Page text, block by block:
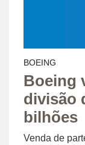
BOEING
Boeing
divisão
bilhões
Venda de